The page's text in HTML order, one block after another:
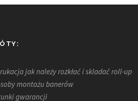
jak należy rozkłać i skladać roll-up
montażu banerów
gwarancji